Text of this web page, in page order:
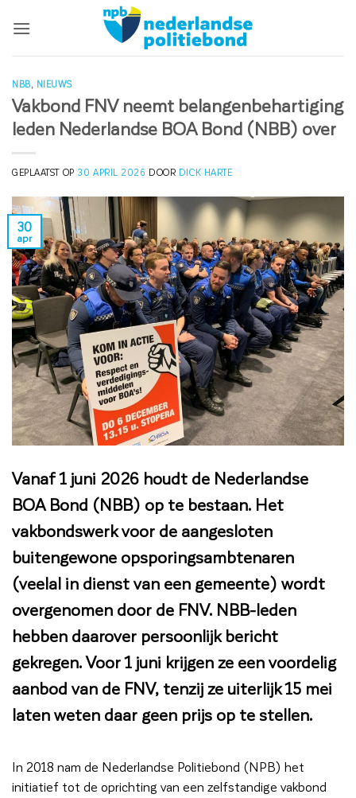
naar
NBB, NIEUWS
Vakbond FNV neemt belangenbehartiging
leden Nederlandse BOA Bond (NBB) over
GEPLAATST OP 30 APRIL 2026 DOOR DICK HARTE
30
apr
Vanaf 1 juni 2026 houdt de Nederlandse
BOA Bond (NBB) op te bestaan. Het
vakbondswerk voor de aangesloten
buitengewone opsporingsambtenaren
(veelal in dienst van een gemeente) wordt
overgenomen door de FNV. NBB-leden
hebben daarover persoonlijk bericht
gekregen. Voor 1 juni krijgen ze een voordelig
aanbod van de FNV, tenzij ze uiterlijk 15 mei
laten weten daar geen prijs op te stellen.
In 2018 nam de Nederlandse Politiebond (NPB) het
initiatief tot de oprichting van een zelfstandige vakbond